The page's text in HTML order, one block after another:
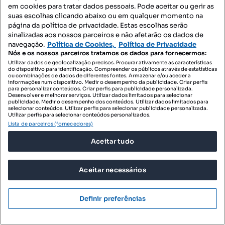
1 600 000 € 2282,45 €/m²
Hotel de Charme no Centro de Viseu
Rua Augusta Cruz, Viseu, Viseu, Viseu
Preço por metro quadrado
701 m²
Destacado
Casa da Portela
Profissional
em cookies para tratar dados pessoais. Pode aceitar ou gerir as
suas escolhas clicando abaixo ou em qualquer momento na
página da política de privacidade. Estas escolhas serão
sinalizadas aos nossos parceiros e não afetarão os dados de
navegação. Política de Cookies, Política de Privacidade
Nós e os nossos parceiros tratamos os dados para fornecermos:
Utilizar dados de geolocalização precisos. Procurar ativamente as características
do dispositivo para identificação. Compreender os públicos através de estatísticas
ou combinações de dados de diferentes fontes. Armazenar e/ou aceder a
informações num dispositivo. Medir o desempenho da publicidade. Criar perfis
para personalizar conteúdos. Criar perfis para publicidade personalizada.
Desenvolver e melhorar serviços. Utilizar dados limitados para selecionar
publicidade. Medir o desempenho dos conteúdos. Utilizar dados limitados para
selecionar conteúdos. Utilizar perfis para selecionar publicidade personalizada.
Utilizar perfis para selecionar conteúdos personalizados.
Lista de parceiros (fornecedores)
Aceitar tudo
Aceitar necessários
Definir preferências